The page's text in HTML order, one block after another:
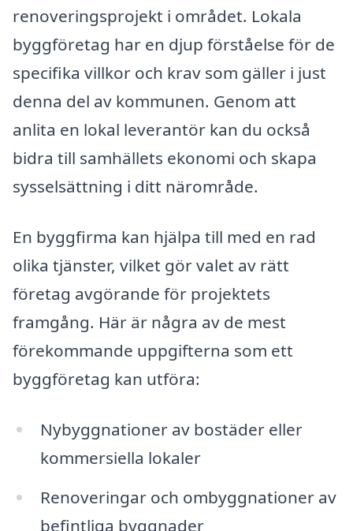
renoveringsprojekt i området. Lokala
byggföretag har en djup förståelse för de
specifika villkor och krav som gäller i just
denna del av kommunen. Genom att
anlita en lokal leverantör kan du också
bidra till samhällets ekonomi och skapa
sysselsättning i ditt närområde.
En byggfirma kan hjälpa till med en rad
olika tjänster, vilket gör valet av rätt
företag avgörande för projektets
framgång. Här är några av de mest
förekommande uppgifterna som ett
byggföretag kan utföra:
Nybyggnationer av bostäder eller
kommersiella lokaler
Renoveringar och ombyggnationer av
befintliga byggnader